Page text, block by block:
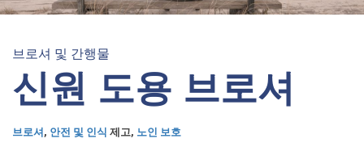
브로셔 및 간행물
신원 도용 브로셔
브로셔, 안전 및 인식 제고, 노인 보호